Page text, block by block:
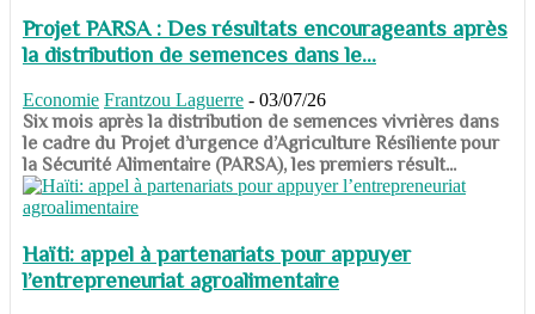
Projet PARSA : Des résultats encourageants après
la distribution de semences dans le...
Economie Frantzou Laguerre - 03/07/26
​​​​​​​Six mois après la distribution de semences vivrières dans
le cadre du Projet d’urgence d’Agriculture Résiliente pour
la Sécurité Alimentaire (PARSA), les premiers résult...
Haïti: appel à partenariats pour appuyer
l’entrepreneuriat agroalimentaire